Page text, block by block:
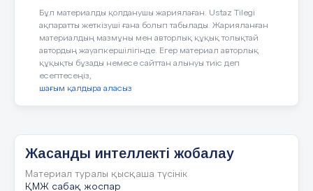
Бизнес-жоспарларды әзірлеу: AI
бизнес-жоспарларды құруға,
нарықты талдауға және қолда бар
деректер негізінде трендтерді
болжауға көмектеседі.
инвестициялық шешімдер қабылдау
үшін пайдалануға болады.
Бұл материалды қолданушы жариялаған. Ustaz Tilegi
ақпаратты жеткізуші ғана болып табылады. Жарияланған
материалдың мазмұны мен авторлық құқық толықтай
автордың жауапкершілігінде. Егер материал авторлық
құқықты бұзады немесе сайттан алынуы тиіс деп
есептесеңіз,
шағым қалдыра аласыз
Жасанды интеллекті жобалау
Материал туралы қысқаша түсінік
ҚМЖ сабақ жоспар